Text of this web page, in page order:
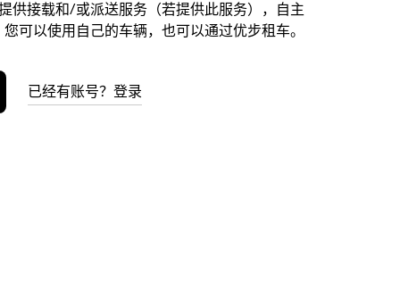
供接载和/或派送服务（若提供此服务），自主
可以使用自己的车辆，也可以通过优步租车。
已经有账号？登录